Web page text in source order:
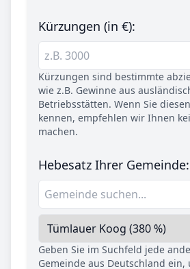
Kürzungen (in €):
Kürzungen sind bestimmte
wie z.B. Gewinne aus
Betriebsstätten. Wenn Sie
kennen, empfehlen wir Ihnen
machen.
Hebesatz Ihrer Gemeinde:
Geben Sie im Suchfeld jede
Gemeinde aus Deutschland